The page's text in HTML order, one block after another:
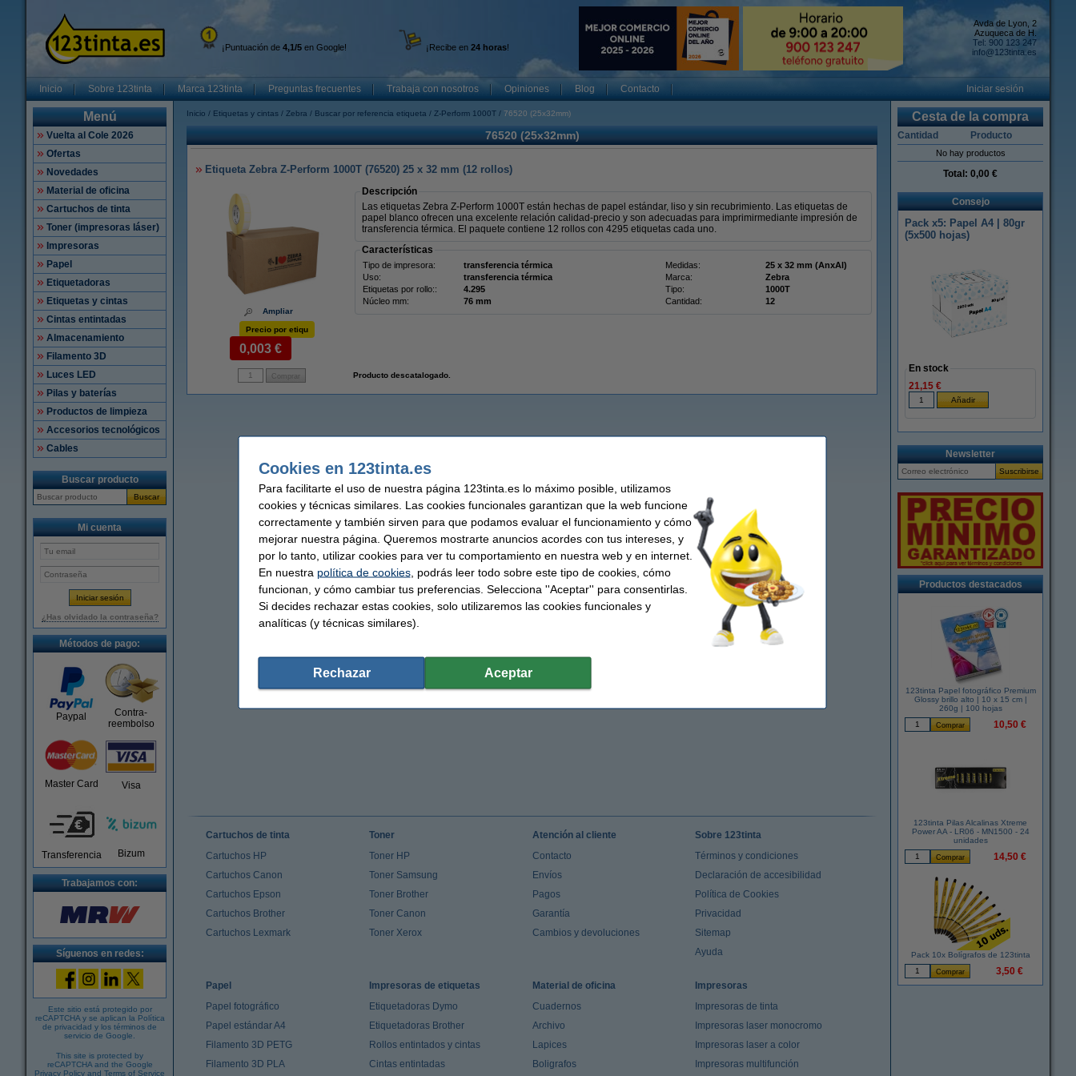
¡Puntuación de 4,1/5 en Google! ¡Recibe en 24 horas!
Avda de Lyon, 2
Azuqueca de H.
Tel: 900 123 247
info@123tinta.es
Inicio Sobre 123tinta Marca 123tinta Preguntas frecuentes Trabaja con nosotros Opiniones Blog Contacto Iniciar sesión
Menú
Vuelta al Cole 2026
Ofertas
Novedades
Material de oficina
Cartuchos de tinta
Toner (impresoras láser)
Impresoras
Papel
Etiquetadoras
Etiquetas y cintas
Cintas entintadas
Almacenamiento
Filamento 3D
Luces LED
Pilas y baterías
Productos de limpieza
Accesorios tecnológicos
Cables
Buscar producto
Buscar
Mi cuenta
¿Has olvidado la contraseña?
Métodos de pago:
Paypal
Contra-
reembolso
Master Card Visa
Transferencia Bizum
Trabajamos con:
Síguenos en redes:
Este sitio está protegido por
reCAPTCHA y se aplican la Política
de privacidad y los términos de
servicio de Google
This site is protected by
reCAPTCHA and the Google
Privacy Policy and Terms of Service
Inicio Etiquetas y cintas Zebra Buscar por referencia etiqueta Z-Perform 1000T 76520 (25x32mm)
76520 (25x32mm)
Etiqueta Zebra Z-Perform 1000T (76520) 25 x 32 mm (12 rollos)
Ampliar
Descripción
Las etiquetas Zebra Z-Perform 1000T están hechas de papel estándar, liso y sin recubrimiento. Las etiquetas de
papel blanco ofrecen una excelente relación calidad-precio y son adecuadas para imprimirmediante impresión de
transferencia térmica. El paquete contiene 12 rollos con 4295 etiquetas cada uno.
Características
Tipo de impresora: transferencia térmica Medidas:
25 x 32 mm (AnxAl)
Uso:
transferencia térmica Marca:
Zebra
Etiquetas por rollo::
4.295 Tipo:
1000T
Núcleo mm:
76 mm Cantidad: 12
Precio por etiqu
0,003 €
Producto descatalogado.
Cesta de la compra
Cantidad Producto
No hay productos
Total: 0,00 €
Consejo
Pack x5: Papel A4 | 80gr
(5x500 hojas)
En stock
21,15 €
Newsletter
Productos destacados
123tinta Papel fotográfico Premium
Glossy brillo alto | 10 x 15 cm |
260g | 100 hojas
10,50 €
123tinta Pilas Alcalinas Xtreme
Power AA - LR06 - MN1500 - 24
unidades
14,50 €
Pack 10x Bolígrafos de 123tinta
3,50 €
Cartuchos de tinta
Cartuchos HP
Cartuchos Canon
Cartuchos Epson
Cartuchos Brother
Cartuchos Lexmark
Toner
Toner HP
Toner Samsung
Toner Brother
Toner Canon
Toner Xerox
Atención al cliente
Contacto
Envíos
Pagos
Garantía
Cambios y devoluciones
Sobre 123tinta
Términos y condiciones
Declaración de accesibilidad
Política de Cookies
Privacidad
Sitemap
Ayuda
Papel
Papel fotográfico
Papel estándar A4
Filamento 3D PETG
Filamento 3D PLA
Impresoras de etiquetas
Etiquetadoras Dymo
Etiquetadoras Brother
Rollos entintados y cintas
Cintas entintadas
Material de oficina
Cuadernos
Archivo
Lapices
Boligrafos
Impresoras
Impresoras de tinta
Impresoras laser monocromo
Impresoras laser a color
Impresoras multifunción
Cookies en 123tinta.es
Para facilitarte el uso de nuestra página 123tinta.es lo máximo posible, utilizamos
cookies y técnicas similares. Las cookies funcionales garantizan que la web funcione
correctamente y también sirven para que podamos evaluar el funcionamiento y cómo
mejorar nuestra página. Queremos mostrarte anuncios acordes con tus intereses, y
por lo tanto, utilizar cookies para ver tu comportamiento en nuestra web y en internet.
En nuestra política de cookies, podrás leer todo sobre este tipo de cookies, cómo
funcionan, y cómo cambiar tus preferencias. Selecciona ''Aceptar'' para consentirlas.
Si decides rechazar estas cookies, solo utilizaremos las cookies funcionales y
analíticas (y técnicas similares).
Rechazar Aceptar